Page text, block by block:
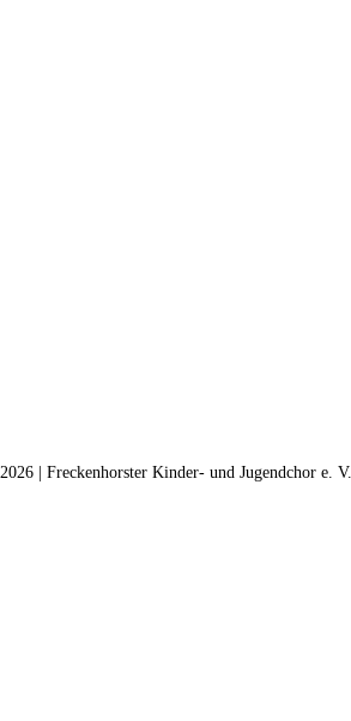
2026 | Freckenhorster Kinder- und Jugendchor e. V.